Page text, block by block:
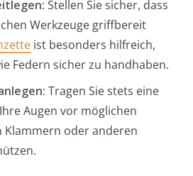
Stellen Sie sicher, dass
Werkzeuge griffbereit
ist besonders hilfreich,
Federn sicher zu handhaben.
Tragen Sie stets eine
Augen vor möglichen
Klammern oder anderen